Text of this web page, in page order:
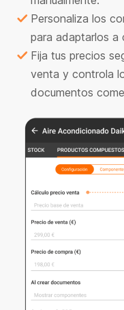
Personaliza los
para adaptarlos a
Fija tus precios
venta y controla
documentos